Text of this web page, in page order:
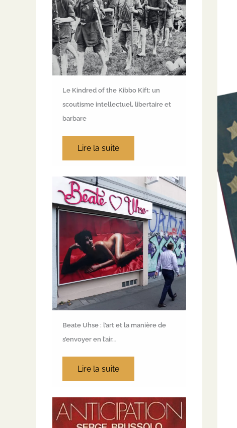
Le Kindred of the Kibbo Kift: un
scoutisme intellectuel, libertaire et
barbare
Lire la suite
Beate Uhse : l’art et la manière de
s’envoyer en l’air…
Lire la suite